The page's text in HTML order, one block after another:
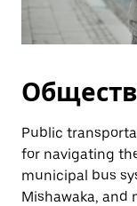
Public
for navigating
municipal bus
Mishawaka, and